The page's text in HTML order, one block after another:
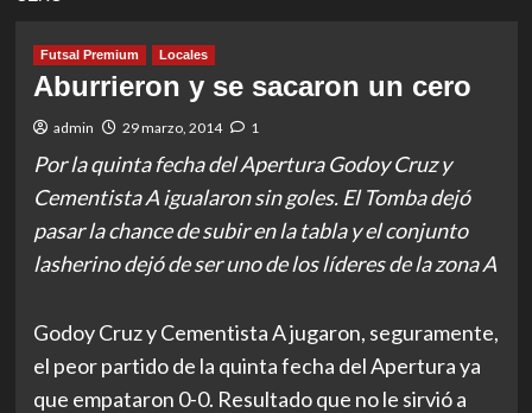
Futsal Premium Locales
Aburrieron y se sacaron un cero
admin 29 marzo, 2014 1
Por la quinta fecha del Apertura Godoy Cruz y
Cementista A igualaron sin goles. El Tomba dejó
pasar la chance de subir en la tabla y el conjunto
lasherino dejó de ser uno de los líderes de la zona A
Godoy Cruz y Cementista A jugaron, seguramente,
el peor partido de la quinta fecha del Apertura ya
que empataron 0-0. Resultado que no le sirvió a